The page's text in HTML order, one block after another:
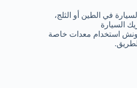
في الطين أو الثلج،
السيارة
ونش استخدام معدات خاصة